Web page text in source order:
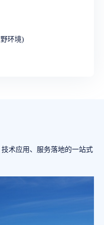
环境)
术应用、服务落地的一站式